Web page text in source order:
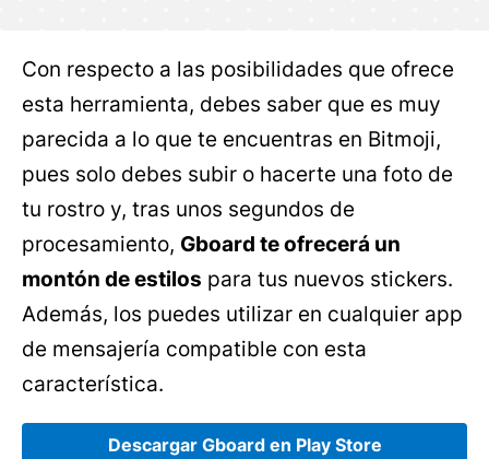
Con respecto a las posibilidades que ofrece
esta herramienta, debes saber que es muy
parecida a lo que te encuentras en Bitmoji,
pues solo debes subir o hacerte una foto de
tu rostro y, tras unos segundos de
procesamiento, Gboard te ofrecerá un
montón de estilos para tus nuevos stickers.
Además, los puedes utilizar en cualquier app
de mensajería compatible con esta
característica.
Descargar Gboard en Play Store